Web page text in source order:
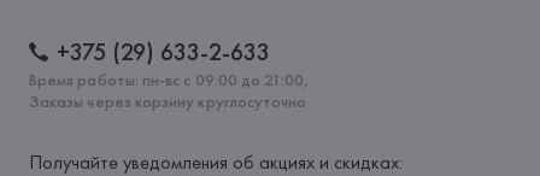
+375 (29) 633-2-633
Время работы: пн-вс с 09:00 до 21:00,
Заказы через корзину круглосуточно
Получайте уведомления об акциях и скидках: